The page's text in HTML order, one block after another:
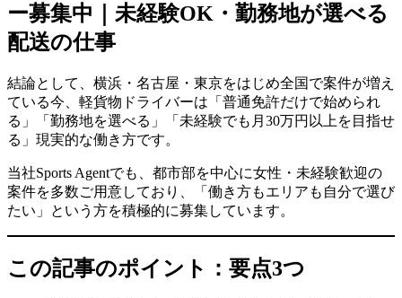
ー募集中｜未経験OK・勤務地が選べる
配送の仕事
結論として、横浜・名古屋・東京をはじめ全国で案件が増え
ている今、軽貨物ドライバーは「普通免許だけで始められ
る」「勤務地を選べる」「未経験でも月30万円以上を目指せ
る」現実的な働き方です。
当社Sports Agentでも、都市部を中心に女性・未経験歓迎の
案件を多数ご用意しており、「働き方もエリアも自分で選び
たい」という方を積極的に募集しています。
この記事のポイント：要点3つ